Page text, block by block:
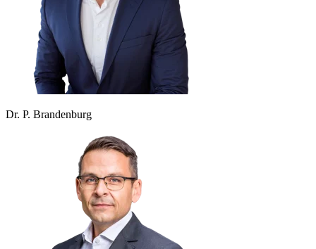
Dr. P. Brandenburg